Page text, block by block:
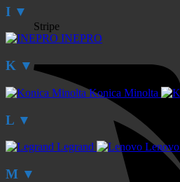
Stripe
I ▼
INEPRO
K ▼
Konica Minolta
L ▼
Legrand Lenovo
M ▼